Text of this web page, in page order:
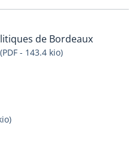
de Bordeaux
(PDF - 143.4 kio)
)